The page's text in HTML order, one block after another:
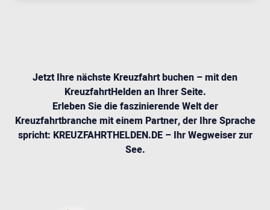
Jetzt Ihre nächste Kreuzfahrt buchen – mit den
KreuzfahrtHelden an Ihrer Seite.
Erleben Sie die faszinierende Welt der
Kreuzfahrtbranche mit einem Partner, der Ihre Sprache
spricht: KREUZFAHRTHELDEN.DE – Ihr Wegweiser zur
See.